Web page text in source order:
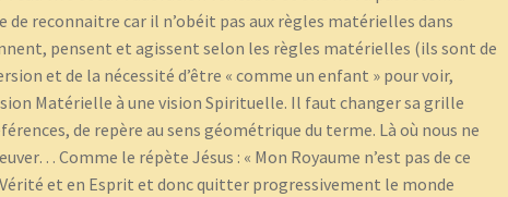
reconnaitre car il n’obéit pas aux règles matérielles dans
pensent et agissent selon les règles matérielles (ils sont de
et de la nécessité d’être « comme un enfant » pour voir,
Matérielle à une vision Spirituelle. Il faut changer sa grille
de repère au sens géométrique du terme. Là où nous ne
Comme le répète Jésus : « Mon Royaume n’est pas de ce
Vérité et en Esprit et donc quitter progressivement le monde